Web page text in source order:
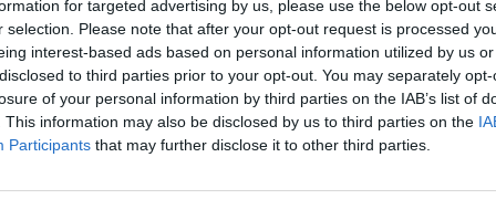
for targeted advertising by us, please use the below opt-out
selection. Please note that after your opt-out request is processed
interest-based ads based on personal information utilized by us
to third parties prior to your opt-out. You may separately
of your personal information by third parties on the IAB’s list of
This information may also be disclosed by us to third parties on the
Participants that may further disclose it to other third parties.
Antonio Latella inWonder Womanriflette sull’idea di
19 gennaiolo spettacolo per bambine e bambiniDa dove
il29 gennaioCorrado Nuzzo e Maria Di
23 gennaio.